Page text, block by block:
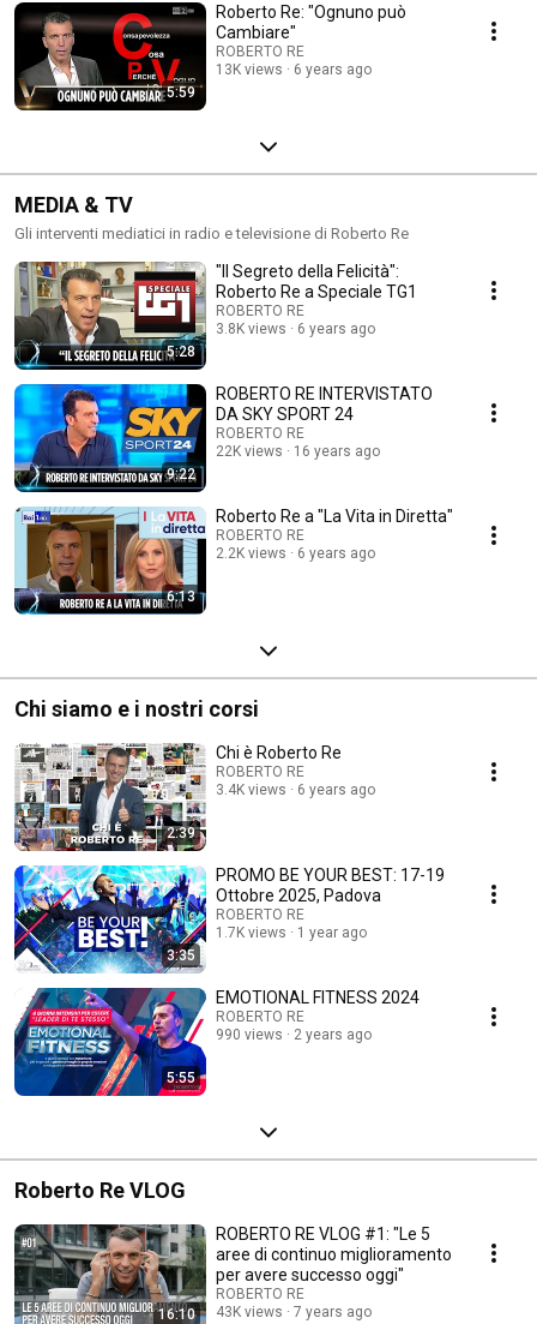
5:59
Roberto Re: "Ognuno può
Cambiare"
ROBERTO RE
13K views
6 years ago
MEDIA & TV
Gli interventi mediatici in radio e televisione di Roberto Re
5:28
"ll Segreto della Felicità":
Roberto Re a Speciale TG1
ROBERTO RE
3.8K views
6 years ago
9:22
ROBERTO RE INTERVISTATO
DA SKY SPORT 24
ROBERTO RE
22K views
16 years ago
6:13
Roberto Re a "La Vita in Diretta"
ROBERTO RE
2.2K views
6 years ago
Chi siamo e i nostri corsi
2:39
Chi è Roberto Re
ROBERTO RE
3.4K views
6 years ago
3:35
PROMO BE YOUR BEST: 17-19
Ottobre 2025, Padova
ROBERTO RE
1.7K views
1 year ago
5:55
EMOTIONAL FITNESS 2024
ROBERTO RE
990 views
2 years ago
Roberto Re VLOG
16:10
ROBERTO RE VLOG #1: "Le 5
aree di continuo miglioramento
per avere successo oggi"
ROBERTO RE
43K views
7 years ago